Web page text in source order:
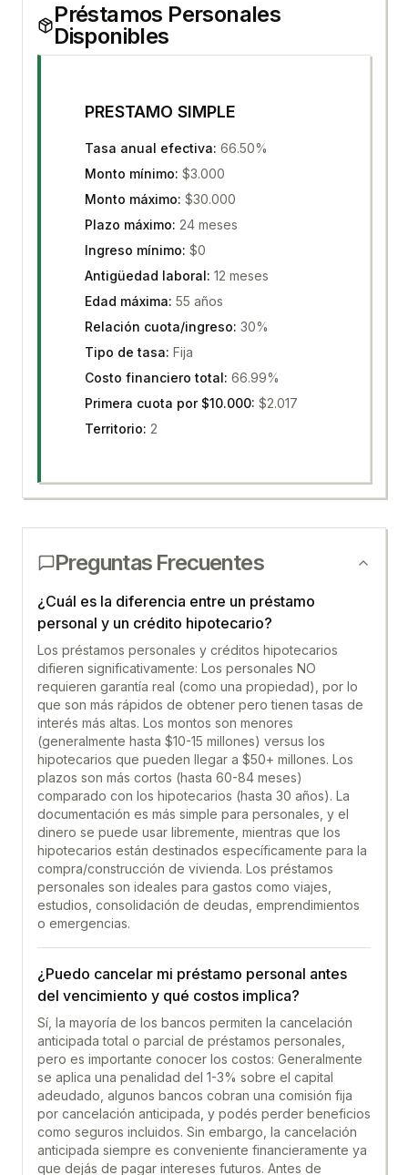
Préstamos Personales
Disponibles
PRESTAMO SIMPLE
Tasa anual efectiva: 66.50%
Monto mínimo: $3.000
Monto máximo: $30.000
Plazo máximo: 24 meses
Ingreso mínimo: $0
Antigüedad laboral: 12 meses
Edad máxima: 55 años
Relación cuota/ingreso: 30%
Tipo de tasa: Fija
Costo financiero total: 66.99%
Primera cuota por $10.000: $2.017
Territorio: 2
Preguntas Frecuentes
¿Cuál es la diferencia entre un préstamo
personal y un crédito hipotecario?
Los préstamos personales y créditos hipotecarios
difieren significativamente: Los personales NO
requieren garantía real (como una propiedad), por lo
que son más rápidos de obtener pero tienen tasas de
interés más altas. Los montos son menores
(generalmente hasta $10-15 millones) versus los
hipotecarios que pueden llegar a $50+ millones. Los
plazos son más cortos (hasta 60-84 meses)
comparado con los hipotecarios (hasta 30 años). La
documentación es más simple para personales, y el
dinero se puede usar libremente, mientras que los
hipotecarios están destinados específicamente para la
compra/construcción de vivienda. Los préstamos
personales son ideales para gastos como viajes,
estudios, consolidación de deudas, emprendimientos
o emergencias.
¿Puedo cancelar mi préstamo personal antes
del vencimiento y qué costos implica?
Sí, la mayoría de los bancos permiten la cancelación
anticipada total o parcial de préstamos personales,
pero es importante conocer los costos: Generalmente
se aplica una penalidad del 1-3% sobre el capital
adeudado, algunos bancos cobran una comisión fija
por cancelación anticipada, y podés perder beneficios
como seguros incluidos. Sin embargo, la cancelación
anticipada siempre es conveniente financieramente ya
que dejás de pagar intereses futuros. Antes de